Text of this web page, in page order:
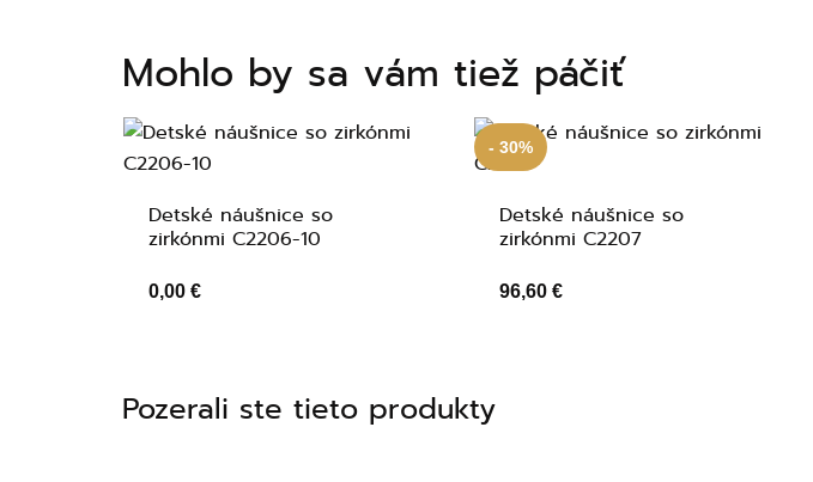
Mohlo by sa vám tiež páčiť
Detské náušnice so
zirkónmi C2206-10
0,00 €
- 30%
Detské náušnice so
zirkónmi C2207
96,60 €
Pozerali ste tieto produkty